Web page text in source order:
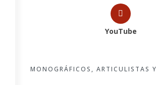
YouTube
MONOGRÁFICOS, ARTICULISTAS